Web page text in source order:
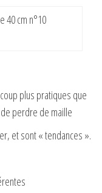
plus pratiques que
perdre de maille
et sont « tendances ».